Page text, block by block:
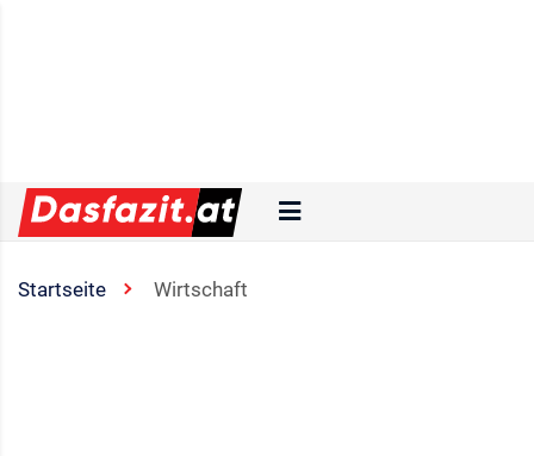
Startseite Wirtschaft